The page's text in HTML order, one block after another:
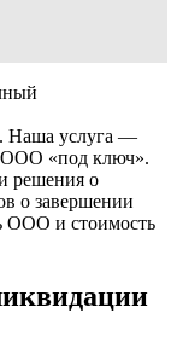
Наша услуга —
ООО «под ключ».
решения о
о завершении
ООО и стоимость